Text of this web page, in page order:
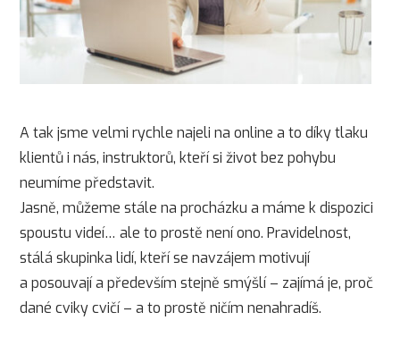
A tak jsme velmi rychle najeli na online a to díky tlaku
klientů i nás, instruktorů, kteří si život bez pohybu
neumíme představit.
Jasně, můžeme stále na procházku a máme k dispozici
spoustu videí… ale to prostě není ono. Pravidelnost,
stálá skupinka lidí, kteří se navzájem motivují
a posouvají a především stejně smýšlí – zajímá je, proč
dané cviky cvičí – a to prostě ničím nenahradíš.